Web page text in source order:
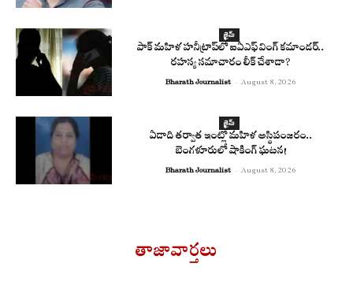
క్రైమ్
పాక్ మహిళ హనీట్రాప్‌లో ఐఏఎఫ్ వింగ్ కమాండర్..
రహస్య సమాచారం లీక్ చేశాడా?
Bharath Journalist - August 8, 2026
క్రైమ్
ఏడాది తర్వాత ఇంట్లో మహిళ అస్థిపంజరం..
బెంగళూరులో షాకింగ్ ఘటన!
Bharath Journalist - August 8, 2026
తాజావార్తలు